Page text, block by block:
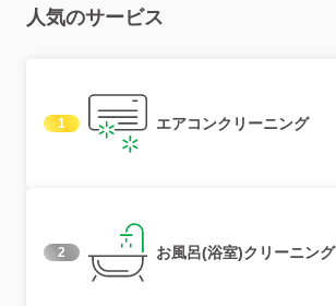
人気のサービス
1 エアコンクリーニング
2 お風呂(浴室)クリーニング